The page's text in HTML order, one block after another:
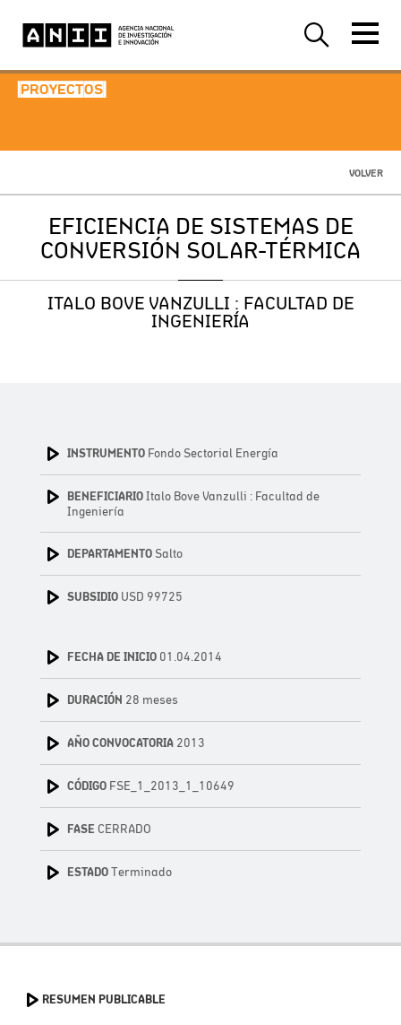
-PROYECTOS-
VOLVER
EFICIENCIA DE SISTEMAS DE
CONVERSIÓN SOLAR-TÉRMICA
ITALO BOVE VANZULLI : FACULTAD DE
INGENIERÍA
INSTRUMENTO Fondo Sectorial Energía
BENEFICIARIOItalo Bove Vanzulli : Facultad de
Ingeniería
DEPARTAMENTO Salto
SUBSIDIO USD 99725
FECHA DE INICIO 01.04.2014
DURACIÓN 28 meses
AÑO CONVOCATORIA 2013
CÓDIGO FSE_1_2013_1_10649
FASE CERRADO
ESTADOTerminado
RESUMEN PUBLICABLE